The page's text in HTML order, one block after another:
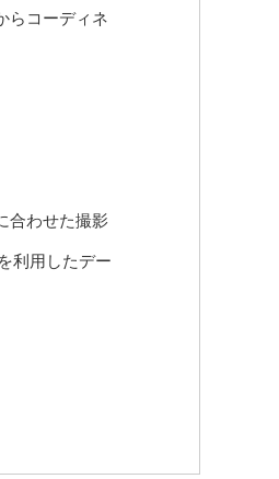
らコーディネ
合わせた撮影
利用したデー